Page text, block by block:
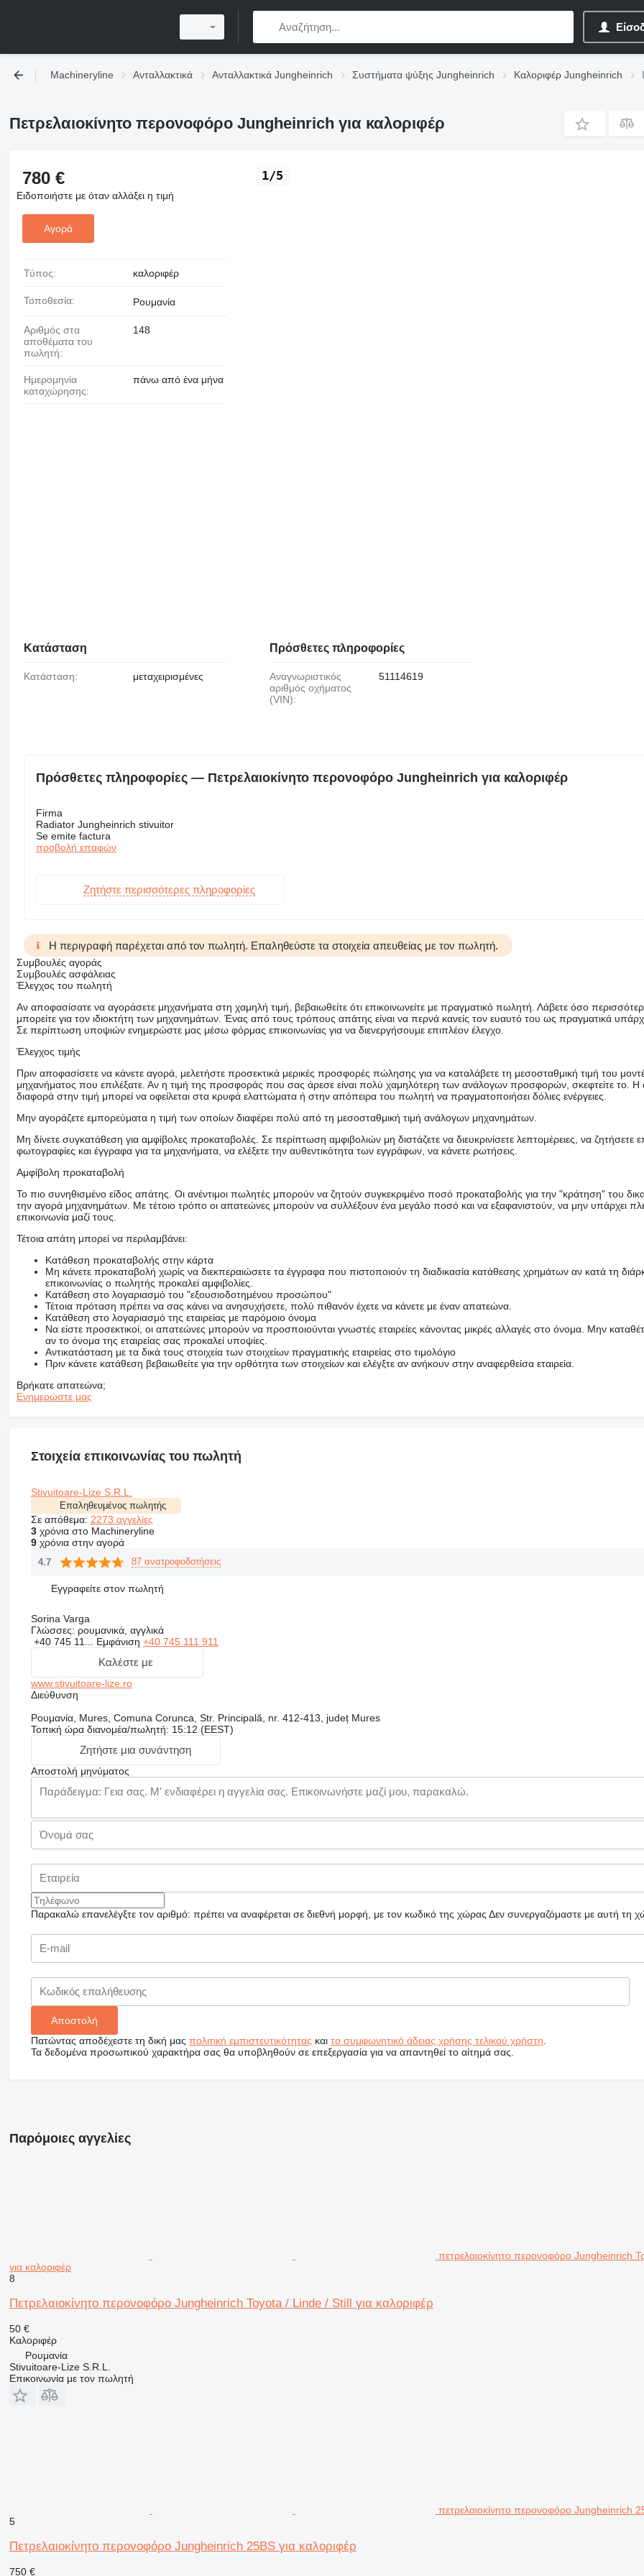
Machineryline Ανταλλακτικά Ανταλλακτικά Jungheinrich Συστήματα ψύξης Jungheinrich Καλοριφέρ Jungheinrich
Πετρελαιοκίνητο περονοφόρο Jungheinrich για καλοριφέρ
1/5
780 €
Ειδοποιήστε με όταν αλλάξει η τιμή
Αγορά
Τύπος: καλοριφέρ
Τοποθεσία: Ρουμανία
Αριθμός στα
αποθέματα του
πωλητή:
148
Ημερομηνία
καταχώρησης:
πάνω από ένα μήνα
Κατάσταση
Κατάσταση: μεταχειρισμένες
Πρόσθετες πληροφορίες
Αναγνωριστικός
αριθμός οχήματος
(VIN):
51114619
Πρόσθετες πληροφορίες — Πετρελαιοκίνητο περονοφόρο Jungheinrich για καλοριφέρ
Firma
Radiator Jungheinrich stivuitor
Se emite factura
προβολή επαφών
Ζητήστε περισσότερες πληροφορίες
Η περιγραφή παρέχεται από τον πωλητή. Επαληθεύστε τα στοιχεία απευθείας με τον πωλητή.
Συμβουλές αγοράς
Συμβουλές ασφάλειας
Έλεγχος του πωλητή
Αν αποφασίσατε να αγοράσετε μηχανήματα στη χαμηλή τιμή, βεβαιωθείτε ότι επικοινωνείτε με πραγματικό πωλητή. Λάβετε όσο
μπορείτε για τον ιδιοκτήτη των μηχανημάτων. Ένας από τους τρόπους απάτης είναι να περνά κανείς τον ευαυτό του ως πραγματικά
Σε περίπτωση υποψιών ενημερώστε μας μέσω φόρμας επικοινωνίας για να διενεργήσουμε επιπλέον έλεγχο.
Έλεγχος τιμής
Πριν αποφασίσετε να κάνετε αγορά, μελετήστε προσεκτικά μερικές προσφορές πώλησης για να καταλάβετε τη μεσοσταθμική τιμή του
μηχανήματος που επιλέξατε. Αν η τιμή της προσφοράς που σας άρεσε είναι πολύ χαμηλότερη των ανάλογων προσφορών, σκεφτείτε το. Η
διαφορά στην τιμή μπορεί να οφείλεται στα κρυφά ελαττώματα ή στην απόπειρα του πωλητή να πραγματοποιήσει δόλιες ενέργειες.
Μην αγοράζετε εμπορεύματα η τιμή των οποίων διαφέρει πολύ από τη μεσοσταθμική τιμή ανάλογων μηχανημάτων.
Μη δίνετε συγκατάθεση για αμφίβολες προκαταβολές. Σε περίπτωση αμφιβολιών μη διστάζετε να διευκρινίσετε λεπτομέρειες, να ζητήσετε
φωτογραφίες και έγγραφα για τα μηχανήματα, να ελέξετε την αυθεντικότητα των εγγράφων, να κάνετε ρωτήσεις.
Αμφίβολη προκαταβολή
Το πιο συνηθισμένο είδος απάτης. Οι ανέντιμοι πωλητές μπορούν να ζητούν συγκεκριμένο ποσό προκαταβολής για την "κράτηση" του
την αγορά μηχανημάτων. Με τέτοιο τρόπο οι απατεώνες μπορούν να συλλέξουν ένα μεγάλο ποσό και να εξαφανιστούν, να μην υπάρχει
επικοινωνία μαζί τους.
Τέτοια απάτη μπορεί να περιλαμβάνει:
Κατάθεση προκαταβολής στην κάρτα
Μη κάνετε προκαταβολή χωρίς να διεκπεραιώσετε τα έγγραφα που πιστοποιούν τη διαδικασία κατάθεσης χρημάτων αν κατά τη
επικοινωνίας ο πωλητής προκαλεί αμφιβολίες.
Κατάθεση στο λογαριασμό του "εξουσιοδοτημένου προσώπου"
Τέτοια πρόταση πρέπει να σας κάνει να ανησυχήσετε, πολύ πιθανόν έχετε να κάνετε με έναν απατεώνα.
Κατάθεση στο λογαριασμό της εταιρείας με παρόμοιο όνομα
Να είστε προσεκτικοί, οι απατεώνες μπορούν να προσποιούνται γνωστές εταιρείες κάνοντας μικρές αλλαγές στο όνομα. Μην
αν το όνομα της εταιρείας σας προκαλεί υποψίες.
Αντικατάσταση με τα δικά τους στοιχεία των στοιχείων πραγματικής εταιρείας στο τιμολόγιο
Πριν κάνετε κατάθεση βεβαιωθείτε για την ορθότητα των στοιχείων και ελέγξτε αν ανήκουν στην αναφερθείσα εταιρεία.
Βρήκατε απατεώνα;
Ενημερώστε μας
Στοιχεία επικοινωνίας του πωλητή
Stivuitoare-Lize S.R.L.
Επαληθευμένος πωλητής
Σε απόθεμα: 2273 αγγελίες
3χρόνια στο Machineryline
9χρόνια στην αγορά
4.7 87 ανατροφοδοτήσεις
Εγγραφείτε στον πωλητή
Sorina Varga
Γλώσσες: ρουμανικά, αγγλικά
+40 745 11... Εμφάνιση +40 745 111 911
Καλέστε με
www.stivuitoare-lize.ro
Διεύθυνση
Ρουμανία, Mures, Comuna Corunca, Str. Principală, nr. 412-413, județ Mures
Τοπική ώρα διανομέα/πωλητή: 15:12 (EEST)
Ζητήστε μια συνάντηση
Αποστολή μηνύματος
Παρακαλώ επανελέγξτε τον αριθμό: πρέπει να αναφέρεται σε διεθνή μορφή, με τον κωδικό της χώρας Δεν συνεργαζόμαστε με αυτή τη
Πατώντας αποδέχεστε τη δική μας πολιτική εμπιστευτικότητας και το συμφωνητικό άδειας χρήσης τελικού χρήστη
Τα δεδομένα προσωπικού χαρακτήρα σας θα υποβληθούν σε επεξεργασία για να απαντηθεί το αίτημά σας.
Παρόμοιες αγγελίες
πετρελαιοκίνητο περονοφόρο Jungheinrich
για καλοριφέρ
8
Πετρελαιοκίνητο περονοφόρο Jungheinrich Toyota / Linde / Still για καλοριφέρ
50 €
Καλοριφέρ
Ρουμανία
Stivuitoare-Lize S.R.L.
Επικοινωνία με τον πωλητή
πετρελαιοκίνητο περονοφόρο Jungheinrich
5
Πετρελαιοκίνητο περονοφόρο Jungheinrich 25BS για καλοριφέρ
750 €